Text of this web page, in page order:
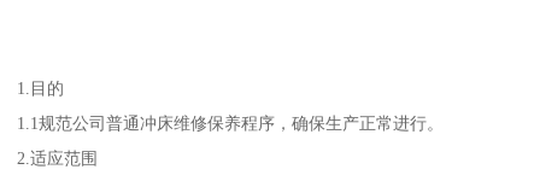
1.目的
1.1规范公司普通冲床维修保养程序，确保生产正常进行。
2.适应范围